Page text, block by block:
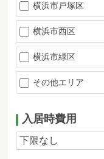
横浜市戸塚区
横浜市西区
横浜市緑区
その他エリア
入居時費用